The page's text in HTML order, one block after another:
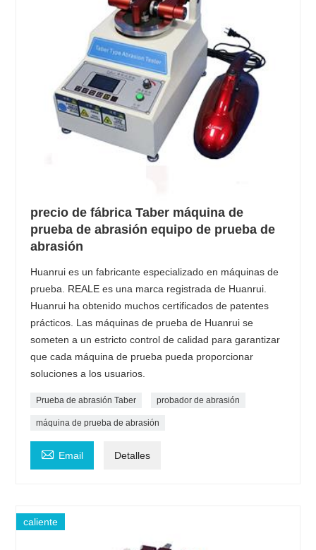
precio de fábrica Taber máquina de
prueba de abrasión equipo de prueba de
abrasión
Huanrui es un fabricante especializado en máquinas de
prueba. REALE es una marca registrada de Huanrui.
Huanrui ha obtenido muchos certificados de patentes
prácticos. Las máquinas de prueba de Huanrui se
someten a un estricto control de calidad para garantizar
que cada máquina de prueba pueda proporcionar
soluciones a los usuarios.
Prueba de abrasión Taber probador de abrasión
máquina de prueba de abrasión
 Email Detalles
caliente